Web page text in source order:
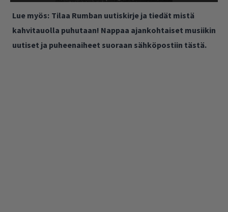
Lue myös: Tilaa Rumban uutiskirje ja tiedät mistä
kahvitauolla puhutaan! Nappaa ajankohtaiset musiikin
uutiset ja puheenaiheet suoraan sähköpostiin tästä.